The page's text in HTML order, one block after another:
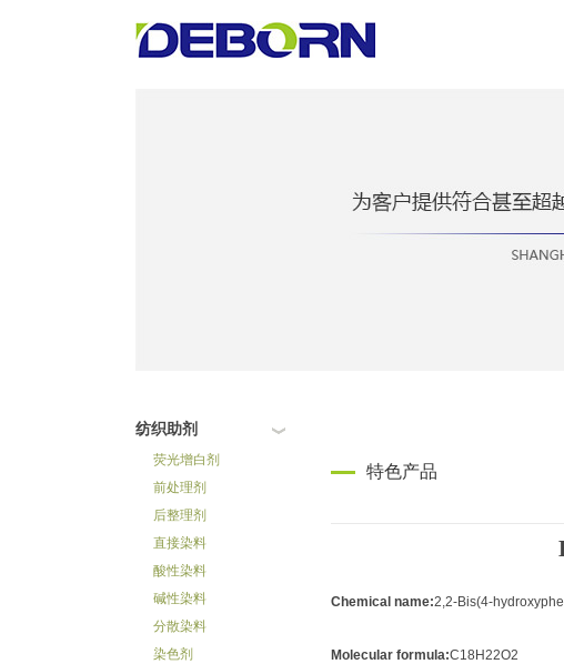
纺织助剂
荧光增白剂
前处理剂
后整理剂
直接染料
酸性染料
碱性染料
分散染料
染色剂
特色产品
Chemical name:2,2-Bis(4-
Molecular formula:C18H22O2